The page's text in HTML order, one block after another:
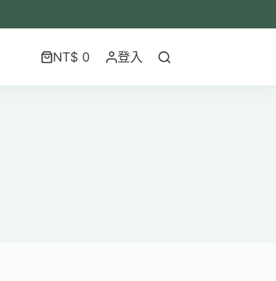
購NT$0 登入